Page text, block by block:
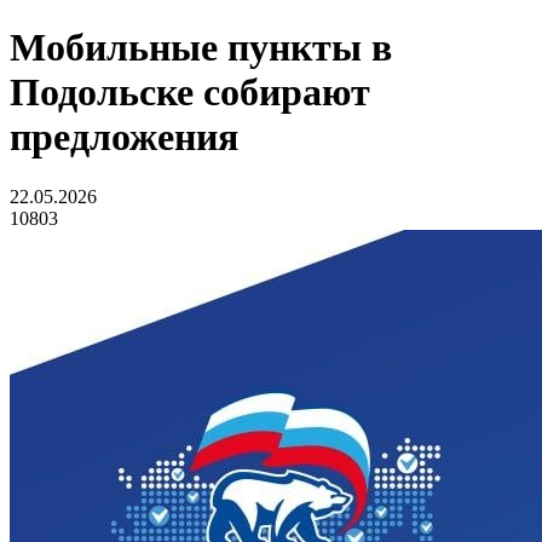
Мобильные пункты в
Подольске собирают
предложения
22.05.2026
10803